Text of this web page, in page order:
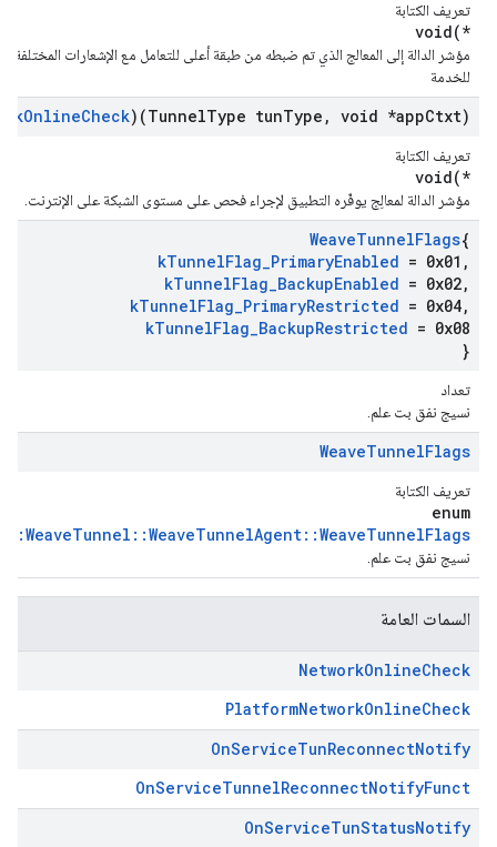
تعريف الكتابة
void(*
مؤشر الدالة إلى المعالج الذي تم ضبطه من طبقة أعلى للتعامل مع الإشعارات المختلفة
للخدمة
OnlineCheck)(TunnelType tunType , void *appCtxt)
تعريف الكتابة
void(*
مؤشر الدالة لمعالِج يوفّره التطبيق لإجراء فحص على مستوى الشبكة على الإنترنت.
WeaveTunnelFlags{
kTunnelFlag_PrimaryEnabled = 0x01 ,
kTunnelFlag_BackupEnabled = 0x02,
kTunnelFlag_PrimaryRestricted = 0x04,
kTunnelFlag_BackupRestricted = 0x08
}
تعداد
نسيج نفق بت علم.
WeaveTunnelFlags
تعريف الكتابة
enum
نسيج نفق بت علم.
السمات العامة
NetworkOnlineCheck
PlatformNetworkOnlineCheck
OnServiceTunReconnectNotify
OnServiceTunnelReconnectNotifyFunct
OnServiceTunStatusNotify